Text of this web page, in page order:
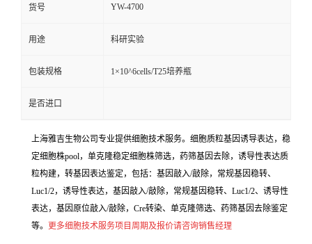
货号 YW-4700
用途 科研实验
包装规格 1×10^6cells/T25培养瓶
是否进口
上海雅吉生物公司专业提供细胞技术服务。细胞质粒基因诱导表达，稳
定细胞株pool，单克隆稳定细胞株筛选，药筛基因去除，诱导性表达质
粒构建，转基因表达鉴定，包括：基因敲入/敲除，常规基因稳转、
Luc1/2，诱导性表达，基因敲入/敲除，常规基因稳转、Luc1/2、诱导性
表达，基因原位敲入/敲除，Cre转染、单克隆筛选、药筛基因去除鉴定
等。 更多细胞技术服务项目周期及报价请咨询销售经理